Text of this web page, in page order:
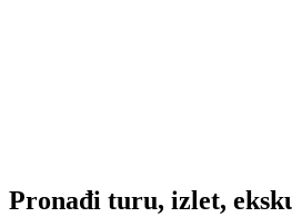
Pronađi turu, izlet,